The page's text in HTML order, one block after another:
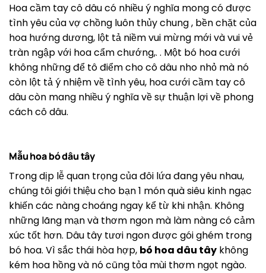
Hoa cầm tay cô dâu có nhiều ý nghĩa mong có được
tình yêu của vợ chồng luôn thủy chung , bền chặt của
hoa hướng dương, lột tả niềm vui mừng mới và vui vẻ
tràn ngập với hoa cẩm chướng,. . Một bó hoa cưới
không những để tô điểm cho cô dâu nho nhỏ mà nó
còn lột tả ý nhiệm về tình yêu, hoa cưới cầm tay cô
dâu còn mang nhiều ý nghĩa về sự thuận lợi về phong
cách cô dâu.
Mẫu hoa bó dâu tây
Trong dịp lễ quan trọng của đôi lứa đang yêu nhau,
chúng tôi giới thiệu cho bạn 1 món quà siêu kinh ngạc
khiến các nàng choáng ngay kể từ khi nhận. Không
những lãng mạn và thơm ngon mà làm nàng có cảm
xúc tốt hơn. Dâu tây tươi ngon được gói ghém trong
bó hoa. Vì sắc thái hòa hợp, bó hoa dâu tây không
kém hoa hồng và nó cũng tỏa mùi thơm ngọt ngào.